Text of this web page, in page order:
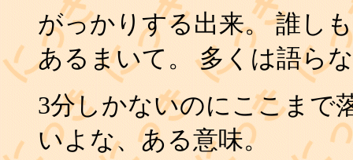
がっかりする出来。 誰し
あるまいて。 多くは語ら
3分しかないのにここまで
いよな、ある意味。